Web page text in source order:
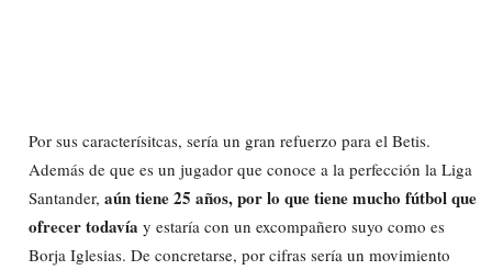
Por sus caracterísitcas, sería un gran refuerzo para el Betis.
Además de que es un jugador que conoce a la perfección la Liga
Santander, aún tiene 25 años, por lo que tiene mucho fútbol que
ofrecer todavía y estaría con un excompañero suyo como es
Borja Iglesias. De concretarse, por cifras sería un movimiento